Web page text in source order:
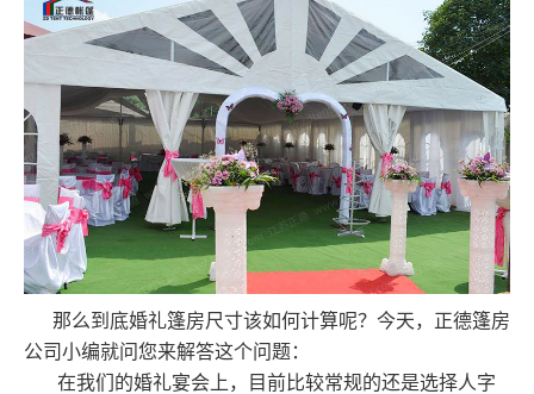
那么到底婚礼篷房尺寸该如何计算呢？今天，正德篷房
公司小编就问您来解答这个问题：
在我们的婚礼宴会上，目前比较常规的还是选择人字